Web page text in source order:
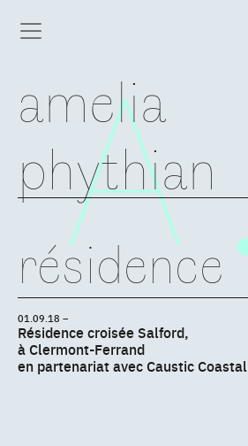
amelia
phythian
résidence
01.09.18 –
Résidence croisée Salford,
à Clermont-Ferrand
en partenariat avec Caustic Coastal